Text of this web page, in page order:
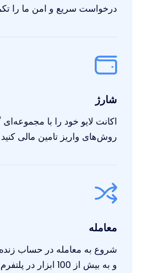
درخواست سریع و امن ما را
شارژ
اکانت لایو خود را با مجموعه‌ای
روش‌های واریز تامین مالی کنید
معامله
شروع به معامله در حساب زنده
و به بیش از 100 ابزار در